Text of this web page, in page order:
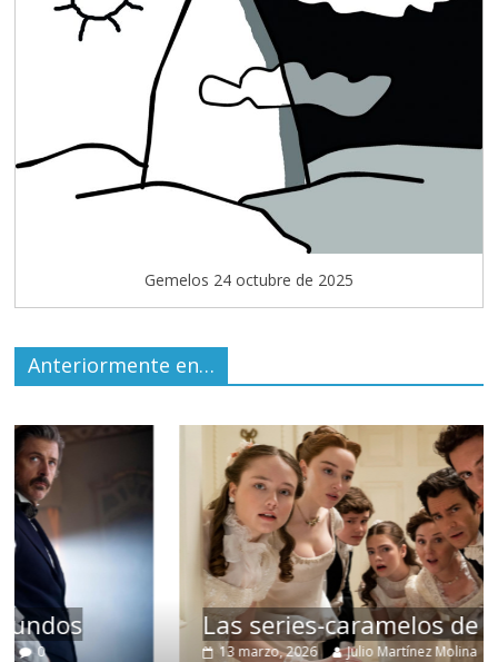
Gemelos 24 octubre de 2025
Anteriormente en…
Las series-caramelos de Shondaland
13 marzo, 2026 Julio Martínez Molina 0